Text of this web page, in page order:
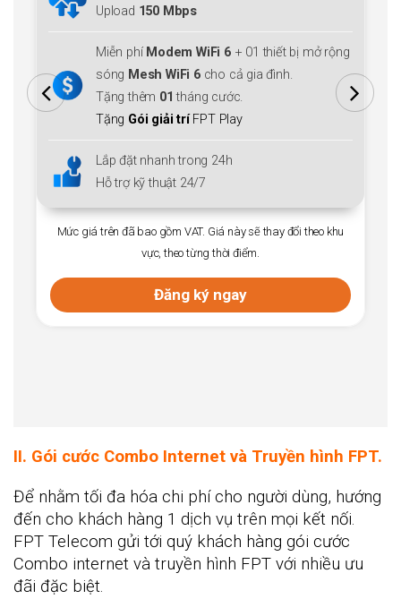
Upload 150 Mbps
Miễn phí Modem WiFi 6 + 01 thiết bị mở rộng
sóng Mesh WiFi 6 cho cả gia đình.
Tặng thêm 01tháng cước.
Tặng Gói giải tríFPT Play
Lắp đặt nhanh trong 24h
Hỗ trợ kỹ thuật 24/7
Mức giá trên đã bao gồm VAT. Giá này sẽ thay đổi theo khu
vực, theo từng thời điểm.
Đăng ký ngay
II. Gói cước Combo Internet và Truyền hình FPT.
Để nhằm tối đa hóa chi phí cho người dùng, hướng
đến cho khách hàng 1 dịch vụ trên mọi kết nối.
FPT Telecom gửi tới quý khách hàng gói cước
Combo internet và truyền hình FPT với nhiều ưu
đãi đặc biệt.